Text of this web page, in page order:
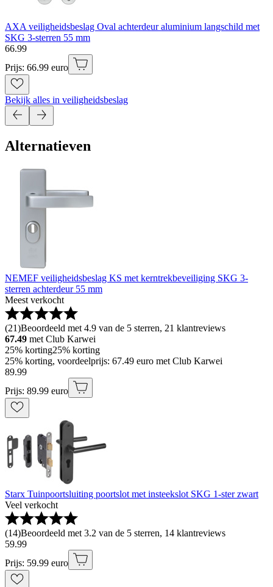
AXA veiligheidsbeslag Oval achterdeur aluminium langschild met
SKG 3-sterren 55 mm
66.99
Prijs: 66.99 euro
Bekijk alles in veiligheidsbeslag
Alternatieven
NEMEF veiligheidsbeslag KS met kerntrekbeveiliging SKG 3-
sterren achterdeur 55 mm
Meest verkocht
(21)Beoordeeld met 4.9 van de 5 sterren, 21 klantreviews
67.49 met Club Karwei
25% korting25% korting
25% korting, voordeelprijs: 67.49 euro met Club Karwei
89.99
Prijs: 89.99 euro
Starx Tuinpoortsluiting poortslot met insteekslot SKG 1-ster zwart
Veel verkocht
(14)Beoordeeld met 3.2 van de 5 sterren, 14 klantreviews
59.99
Prijs: 59.99 euro